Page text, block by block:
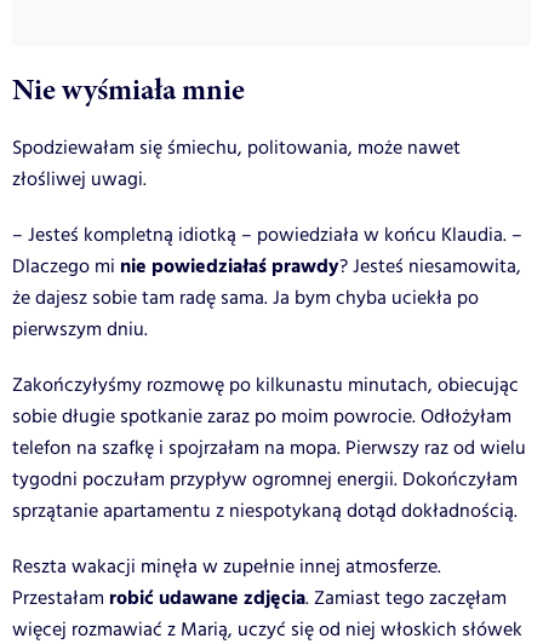
Nie wyśmiała mnie
Spodziewałam się śmiechu, politowania, może nawet
złośliwej uwagi.
– Jesteś kompletną idiotką – powiedziała w końcu Klaudia. –
Dlaczego mi nie powiedziałaś prawdy? Jesteś niesamowita,
że dajesz sobie tam radę sama. Ja bym chyba uciekła po
pierwszym dniu.
Zakończyłyśmy rozmowę po kilkunastu minutach, obiecując
sobie długie spotkanie zaraz po moim powrocie. Odłożyłam
telefon na szafkę i spojrzałam na mopa. Pierwszy raz od wielu
tygodni poczułam przypływ ogromnej energii. Dokończyłam
sprzątanie apartamentu z niespotykaną dotąd dokładnością.
Reszta wakacji minęła w zupełnie innej atmosferze.
Przestałam robić udawane zdjęcia. Zamiast tego zaczęłam
więcej rozmawiać z Marią, uczyć się od niej włoskich słówek